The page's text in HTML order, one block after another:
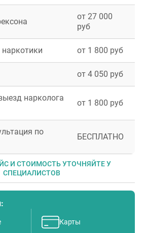
от 27 000
руб
от 1 800 руб
от 4 050 руб
нарколога
от 1 800 руб
по
БЕСПЛАТНО
И СТОИМОСТЬ УТОЧНЯЙТЕ У
СПЕЦИАЛИСТОВ
Карты